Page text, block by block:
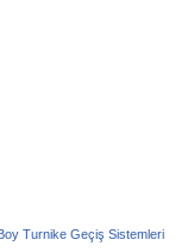
Turnike Geçiş Sistemleri